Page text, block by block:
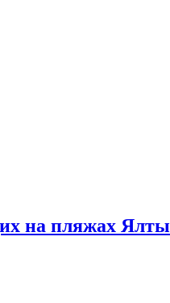
на пляжах Ялты